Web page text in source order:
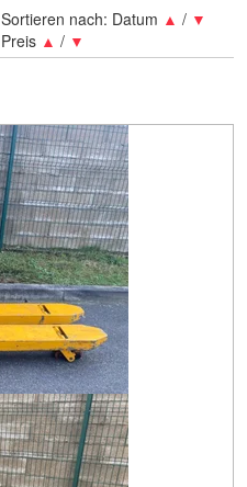
Sortieren nach: Datum ▲ / ▼
Preis ▲ / ▼